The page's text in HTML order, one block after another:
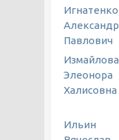
Игнатенко
Александр
Павлович
Измайлова
Элеонора
Халисовна
Ильин